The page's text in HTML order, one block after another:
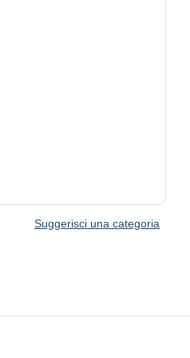
Suggerisci una categoria